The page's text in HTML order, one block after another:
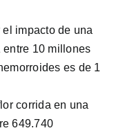
impacto de una
entre 10 millones
es de 1
corrida en una
649.740